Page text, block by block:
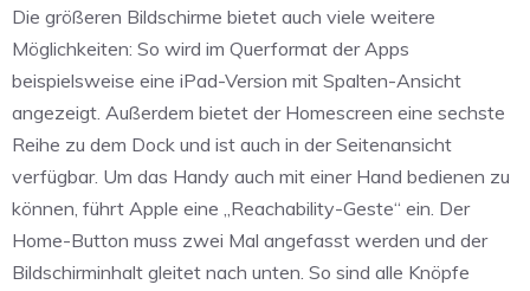
Die größeren Bildschirme bietet auch viele weitere
Möglichkeiten: So wird im Querformat der Apps
beispielsweise eine iPad-Version mit Spalten-Ansicht
angezeigt. Außerdem bietet der Homescreen eine sechste
Reihe zu dem Dock und ist auch in der Seitenansicht
verfügbar. Um das Handy auch mit einer Hand bedienen zu
können, führt Apple eine „Reachability-Geste“ ein. Der
Home-Button muss zwei Mal angefasst werden und der
Bildschirminhalt gleitet nach unten. So sind alle Knöpfe